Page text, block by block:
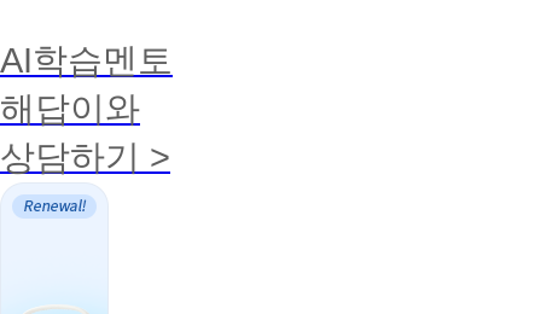
AI학습멘토
해답이와
상담하기 >